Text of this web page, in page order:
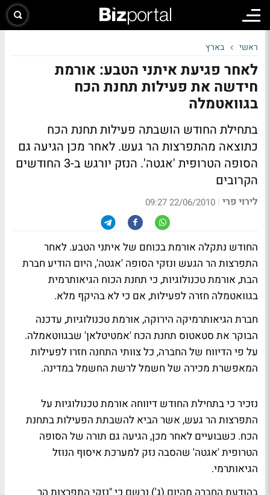
ראשי בארץ
לאחר פגיעת איתני הטבע: אורמת
חידשה את פעילות תחנת הכח
בגוואטמלה
בתחילת החודש הושבתה פעילות תחנת הכח
כתוצאה מהתפרצות הר געש. לאחר מכן הגיעה גם
הסופה הטרופית 'אגטה'. הנזק יורגש ב-3 החודשים
הקרובים
לירוי פרי |
22/06/2010 09:27
החודש נתקלה אורמת בכוחם של איתני הטבע. לאחר
התפרצות הר הגעש ונזקי הסופה 'אגטה', היום הודיע חברת
הבת, אורמת טכנולוגיות, כי תחנת הכוח הגיאותרמית
בגוואטמלה חזרה לפעילות, אם כי לא בהיקף מלא.
חברת הגיאותרמיקה הירוקה, אורמת טכנולוגיות, עדכנה
הבוקר את סטאטוס תחנת הכח 'אמטיטלאן' שבגווטאמלה.
על פי הדיווח של החברה, כל צוותי התחנה חזרו לפעילות
המאפשרת מכירה של חשמל לרשת החשמל במדינה.
נזכיר כי בתחילת החודש דיווחה אורמת טכנולוגיות על
התפרצות הר געש, אשר הביא להשבתת הפעילות בתחנת
הכח. כשבועיים לאחר מכן, הגיעה גם תורה של הסופה
הטרופית 'אגטה' שהסבה נזק למערכת איסוף הנוזל
הגיאותרמי.